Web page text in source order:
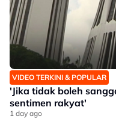
VIDEO TERKINI & POPULAR
'Jika tidak boleh
sentimen rakyat'
1 day ago